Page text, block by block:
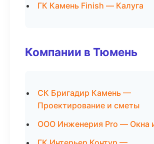
ГК Камень Finish — Калуга
Компании в Тюмень
СК Бригадир Камень —
Проектирование и сметы
ООО Инженерия Pro — Окна